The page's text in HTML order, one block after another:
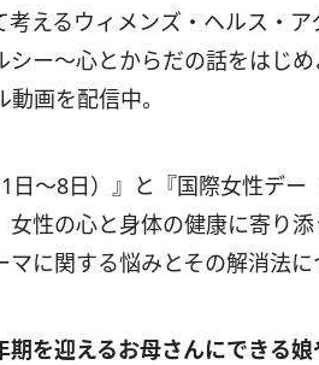
えるウィメンズ・ヘルス・
シー～心とからだの話をはじ
画を配信中。
日～8日）』と『国際女性デ
女性の心と身体の健康に寄り
に関する悩みとその解消法に
期を迎えるお母さんにできる